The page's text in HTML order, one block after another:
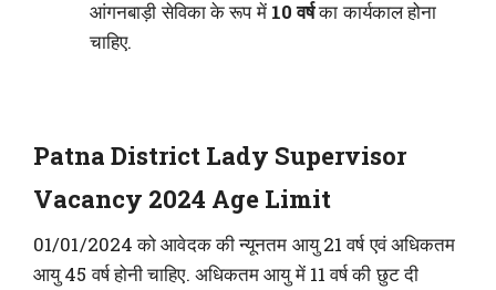
आंगनबाड़ी सेविका के रूप में 10 वर्षका कार्यकाल होना
चाहिए.
Patna District Lady Supervisor
Vacancy 2024 Age Limit
01/01/2024 को आवेदक की न्यूनतम आयु 21 वर्ष एवं अधिकतम
आयु 45 वर्ष होनी चाहिए. अधिकतम आयु में 11 वर्ष की छुट दी